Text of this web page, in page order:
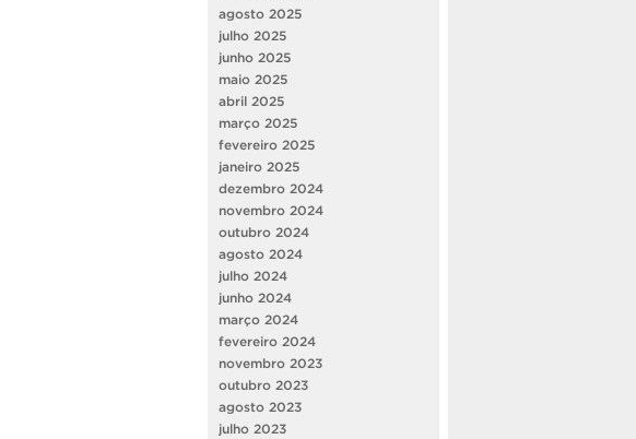
agosto 2025
julho 2025
junho 2025
maio 2025
abril 2025
março 2025
fevereiro 2025
janeiro 2025
dezembro 2024
novembro 2024
outubro 2024
agosto 2024
julho 2024
junho 2024
março 2024
fevereiro 2024
novembro 2023
outubro 2023
agosto 2023
julho 2023